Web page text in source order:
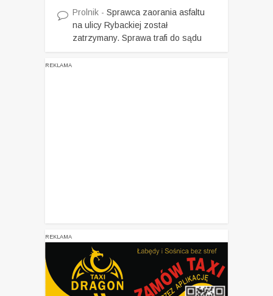
Prolnik - Sprawca zaorania asfaltu
na ulicy Rybackiej został
zatrzymany. Sprawa trafi do sądu
REKLAMA
REKLAMA